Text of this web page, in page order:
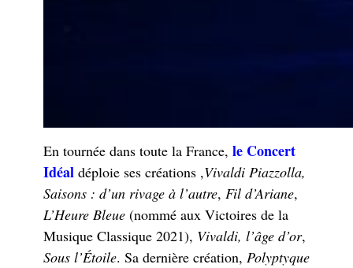
En tournée dans toute la France, le Concert
Idéal déploie ses créations ,Vivaldi Piazzolla,
Saisons : d’un rivage à l’autre, Fil d’Ariane,
L’Heure Bleue (nommé aux Victoires de la
Musique Classique 2021), Vivaldi, l’âge d’or,
Sous l’Étoile. Sa dernière création, Polyptyque